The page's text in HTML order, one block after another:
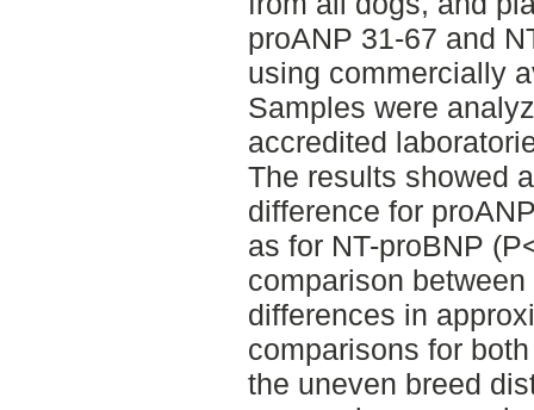
proANP 31-67 and
using commercially
Samples were
accredited
The results showed
difference for
as for NT-proBNP
comparison
differences in
comparisons for
the uneven breed